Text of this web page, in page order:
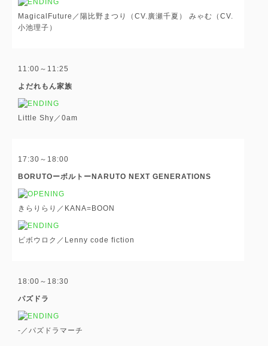
MagicalFuture／陽比野まつり（CV.廣瀬千夏） みゃむ（CV.
小池理子）
11:00～11:25
よだれもん家族
Little Shy／0am
17:30～18:00
BORUTOーボルトーNARUTO NEXT GENERATIONS
きらりらり／KANA=BOON
ビボウロク／Lenny code fiction
18:00～18:30
パズドラ
-／パズドラマーチ